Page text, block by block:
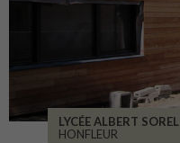
LYCÉE ALBERT SOREL
HONFLEUR